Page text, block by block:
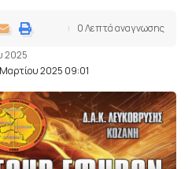
2025 09:01
2025
0 Λεπτά αναγνωσης